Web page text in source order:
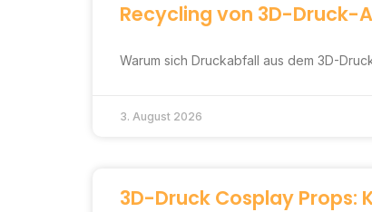
Recycling von 3D-Druck-
Warum sich Druckabfall aus dem 3D-
3. August 2026
3D-Druck Cosplay Props: